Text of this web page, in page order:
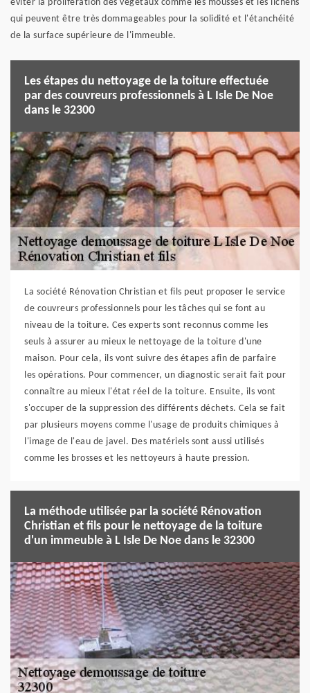
éviter la prolifération des végétaux comme les mousses et les lichens
qui peuvent être très dommageables pour la solidité et l'étanchéité
de la surface supérieure de l'immeuble.
Les étapes du nettoyage de la toiture effectuée
par des couvreurs professionnels à L Isle De Noe
dans le 32300
La société Rénovation Christian et fils peut proposer le service
de couvreurs professionnels pour les tâches qui se font au
niveau de la toiture. Ces experts sont reconnus comme les
seuls à assurer au mieux le nettoyage de la toiture d'une
maison. Pour cela, ils vont suivre des étapes afin de parfaire
les opérations. Pour commencer, un diagnostic serait fait pour
connaître au mieux l'état réel de la toiture. Ensuite, ils vont
s'occuper de la suppression des différents déchets. Cela se fait
par plusieurs moyens comme l'usage de produits chimiques à
l'image de l'eau de javel. Des matériels sont aussi utilisés
comme les brosses et les nettoyeurs à haute pression.
La méthode utilisée par la société Rénovation
Christian et fils pour le nettoyage de la toiture
d'un immeuble à L Isle De Noe dans le 32300